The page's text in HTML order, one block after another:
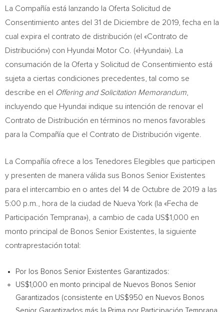
La Compañía está lanzando la Oferta Solicitud de
Consentimiento antes del 31 de Diciembre de 2019, fecha en la
cual expira el contrato de distribución (el «Contrato de
Distribución») con Hyundai Motor Co. («Hyundai»). La
consumación de la Oferta y Solicitud de Consentimiento está
sujeta a ciertas condiciones precedentes, tal como se
describe en el
Offering and Solicitation Memorandum
incluyendo que Hyundai indique su intención de renovar el
Contrato de Distribución en términos no menos favorables
para la Compañía que el Contrato de Distribución vigente.
La Compañía ofrece a los Tenedores Elegibles que participen
y presenten de manera válida sus Bonos Senior Existentes
para el intercambio en o antes del 14 de Octubre de 2019 a las
5:00 p.m.
, hora de la ciudad de Nueva York (la «Fecha de
Participación Temprana»), a cambio de cada US$1,000 en
monto principal de Bonos Senior Existentes, la siguiente
contraprestación total:
Por los Bonos Senior Existentes Garantizados:
US$1,000 en monto principal de Nuevos Bonos Senior
Garantizados (consistente en US$950 en Nuevos Bonos